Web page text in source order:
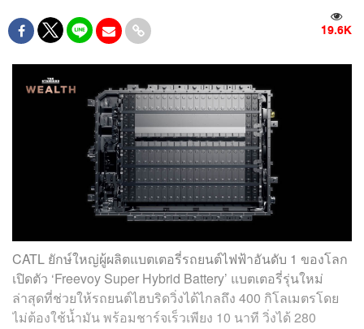
19.6K
CATL ยักษ์ใหญ่ผู้ผลิตแบตเตอรี่รถยนต์ไฟฟ้าอันดับ 1 ของโลก
เปิดตัว ‘Freevoy Super Hybrid Battery’ แบตเตอรี่รุ่นใหม่
ล่าสุดที่ช่วยให้รถยนต์ไฮบริดวิ่งได้ไกลถึง 400 กิโลเมตรโดย
ไม่ต้องใช้น้ำมัน พร้อมชาร์จเร็วเพียง 10 นาที วิ่งได้ 280